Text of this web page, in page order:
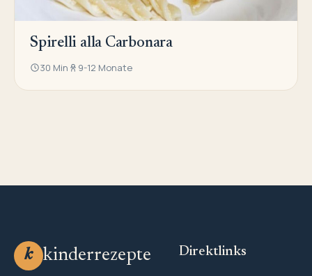
Spirelli alla Carbonara
30 Min 9-12 Monate
k kinderrezepte Direktlinks